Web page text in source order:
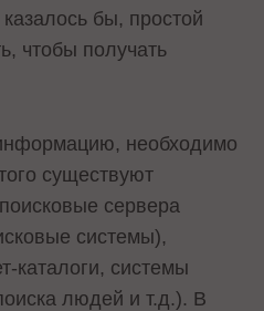
бы, простой
чтобы получать
необходимо
существуют
сервера
системы),
каталоги, системы
людей и т.д.). В